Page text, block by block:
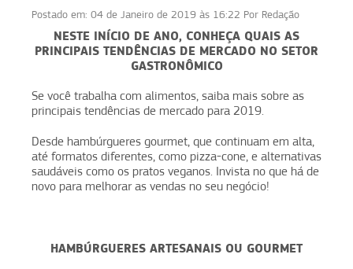
Postado em: 04 de Janeiro de 2019 às 16:22 Por Redação
NESTE INÍCIO DE ANO, CONHEÇA QUAIS AS
PRINCIPAIS TENDÊNCIAS DE MERCADO NO SETOR
GASTRONÔMICO
Se você trabalha com alimentos, saiba mais sobre as
principais tendências de mercado para 2019.
Desde hambúrgueres gourmet, que continuam em alta,
até formatos diferentes, como pizza-cone, e alternativas
saudáveis como os pratos veganos. Invista no que há de
novo para melhorar as vendas no seu negócio!
HAMBÚRGUERES ARTESANAIS OU GOURMET